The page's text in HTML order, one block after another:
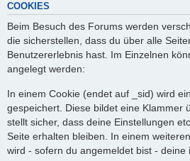
COOKIES
Beim Besuch des Forums werden
die sicherstellen, dass du über alle
Benutzererlebnis hast. Im Einzelnen
angelegt werden:
In einem Cookie (endet auf _sid) wird
gespeichert. Diese bildet eine Klammer
stellt sicher, dass deine Einstellungen
Seite erhalten bleiben. In einem
wird - sofern du angemeldet bist - deine